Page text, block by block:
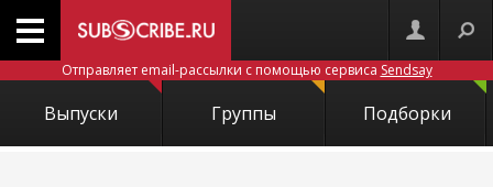
Отправляет email-рассылки с помощью сервиса Sendsay
Выпуски Группы Подборки